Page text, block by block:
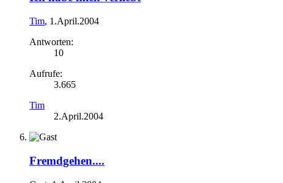
Tim, 1.April.2004
Antworten:
10
Aufrufe:
3.665
Tim
2.April.2004
Fremdgehen....